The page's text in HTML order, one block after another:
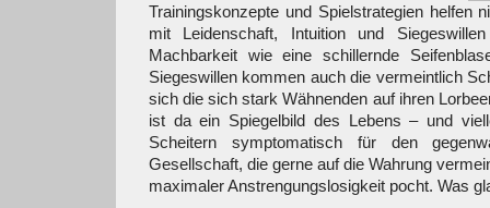
Trainingskonzepte und Spielstrategien helfen
mit Leidenschaft, Intuition und
Machbarkeit wie eine schillernde
Siegeswillen kommen auch die vermeintlich
sich die sich stark Wähnenden auf ihren
ist da ein Spiegelbild des Lebens – und
Scheitern symptomatisch für den
Gesellschaft, die gerne auf die Wahrung
maximaler Anstrengungslosigkeit pocht. Was